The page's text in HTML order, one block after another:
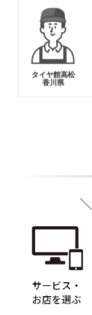
タイヤ館高松
香川県